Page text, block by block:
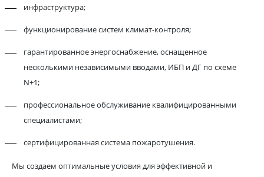
инфраструктура;
функционирование систем климат-контроля;
гарантированное энергоснабжение, оснащенное
несколькими независимыми вводами, ИБП и ДГ по схеме
N+1;
профессиональное обслуживание квалифицированными
специалистами;
сертифицированная система пожаротушения.
Мы создаем оптимальные условия для эффективной и